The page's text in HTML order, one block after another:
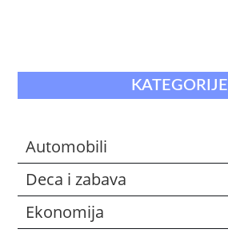
KATEGORIJE
Automobili
Deca i zabava
Ekonomija